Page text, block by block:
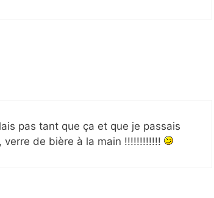
pas tant que ça et que je passais
de bière à la main !!!!!!!!!!!!